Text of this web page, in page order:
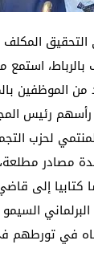
المكلف
استمع
، إلى عدد من
رأسهم رئيس
لحزب
مصادر مطلعة،
كتابيا إلى
في تورطهم